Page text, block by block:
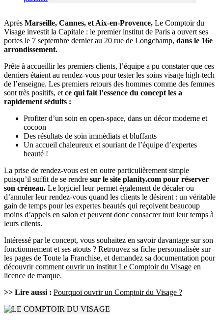
Après Marseille, Cannes, et Aix-en-Provence, Le Comptoir du
Visage investit la Capitale : le premier institut de Paris a ouvert ses
portes le 7 septembre dernier au 20 rue de Longchamp, dans le 16e
arrondissement.
Prête à accueillir les premiers clients, l’équipe a pu constater que ces
derniers étaient au rendez-vous pour tester les soins visage high-tech
de l’enseigne. Les premiers retours des hommes comme des femmes
sont très positifs, etce qui fait l’essence du concept les a
rapidement séduits :
Profiter d’un soin en open-space, dans un décor moderne et
cocoon
Des résultats de soin immédiats et bluffants
Un accueil chaleureux et souriant de l’équipe d’expertes
beauté !
La prise de rendez-vous est en outre particulièrement simple
puisqu’il suffit de se rendre sur le site planity.com pour réserver
son créneau. Le logiciel leur permet également de décaler ou
d’annuler leur rendez-vous quand les clients le désirent : un véritable
gain de temps pour les expertes beautés qui reçoivent beaucoup
moins d’appels en salon et peuvent donc consacrer tout leur temps à
leurs clients.
Intéressé par le concept, vous souhaitez en savoir davantage sur son
fonctionnement et ses atouts ? Retrouvez sa fiche personnalisée sur
les pages de Toute la Franchise, et demandez sa documentation pour
découvrir commentouvrir un institut Le Comptoir du Visage en
licence de marque.
>> Lire aussi : Pourquoi ouvrir un Comptoir du Visage ?